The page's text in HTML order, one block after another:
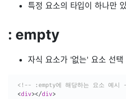
특정 요소의 타입이 하나만
: empty
자식 요소가 '없는' 요소 선택
<!-- :empty에 해당하는 요소 예시
<div></div>